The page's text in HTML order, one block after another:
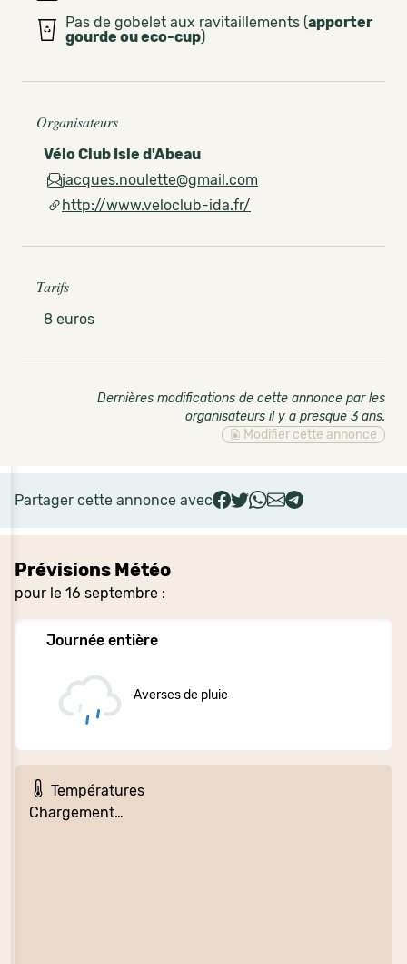
Prévisions Météo
pour le 16 septembre :
Journée entière
Averses de pluie
Températures
Chargement…
Pas de gobelet aux ravitaillements (apporter
gourde ou eco-cup)
Organisateurs
Vélo Club Isle d'Abeau
jacques.noulette@gmail.com
http://www.veloclub-ida.fr/
Tarifs
8 euros
Dernières modifications de cette annonce par les
organisateurs il y a presque 3 ans.
Modifier cette annonce
Partager cette annonce avec